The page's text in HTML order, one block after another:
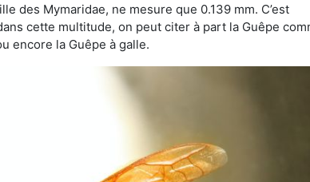
des Mymaridae, ne mesure que 0.139 mm. C’est
cette multitude, on peut citer à part la Guêpe
encore la Guêpe à galle.